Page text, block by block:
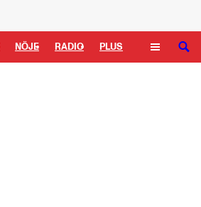
NÖJE RADIO PLUS SÖK